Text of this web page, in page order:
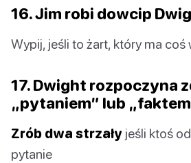
16. Jim robi dowcip
Wypij, jeśli to żart, który ma
17. Dwight rozpoczyna
„pytaniem” lub
Zrób dwa strzały jeśli ktoś
pytanie